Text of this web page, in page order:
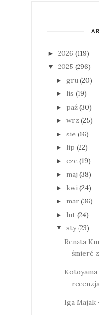
► 2026 (119)
▼ 2025 (296)
► gru (20)
► lis (19)
► paź (30)
► wrz (25)
► sie (16)
► lip (22)
► cze (19)
► maj (38)
► kwi (24)
► mar (36)
► lut (24)
▼ sty (23)
Renata
śmierć
recenzja
Iga